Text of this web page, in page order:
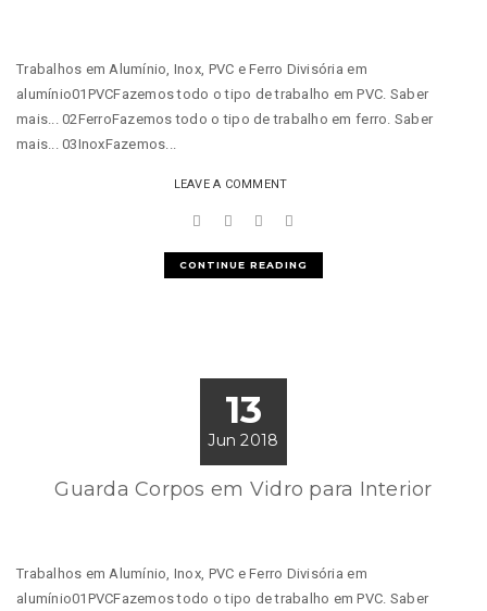
Trabalhos em Alumínio, Inox, PVC e Ferro Divisória em
alumínio01PVCFazemos todo o tipo de trabalho em PVC. Saber
mais... 02FerroFazemos todo o tipo de trabalho em ferro. Saber
mais... 03InoxFazemos...
LEAVE A COMMENT
CONTINUE READING
13
Jun 2018
Guarda Corpos em Vidro para Interior
Trabalhos em Alumínio, Inox, PVC e Ferro Divisória em
alumínio01PVCFazemos todo o tipo de trabalho em PVC. Saber